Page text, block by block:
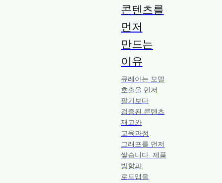
콘텐츠를
먼저
만드는
이유
큐레아는 모델
호출을 먼저
팔기보다
검증된 콘텐츠
재고와
교육과정
그래프를 먼저
쌓습니다. 제품
방향과
로드맵을